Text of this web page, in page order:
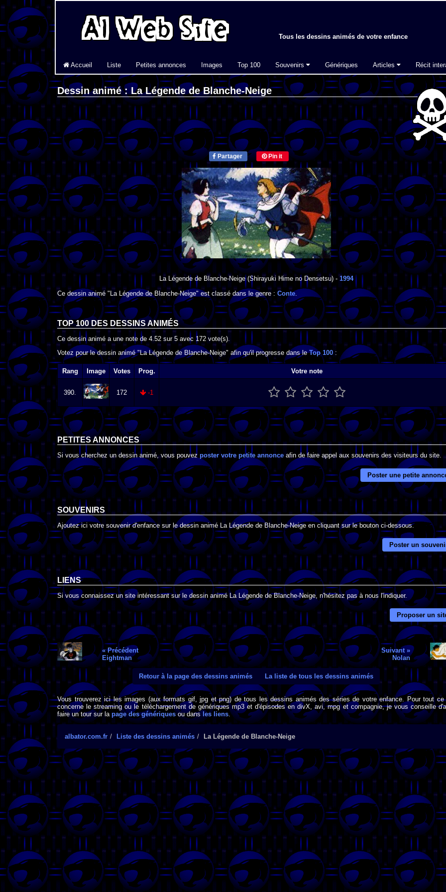
Tous les dessins animés de votre enfance
Accueil Liste Petites annonces Images Top 100 Souvenirs Génériques Articles Récit
Dessin animé : La Légende de Blanche-Neige
Partager Pin it
La Légende de Blanche-Neige(Shirayuki Hime no Densetsu) - 1994
Ce dessin animé "La Légende de Blanche-Neige" est classé dans le genre : Conte.
TOP 100 DES DESSINS ANIMÉS
Ce dessin animé a une note de 4.52 sur 5 avec 172 vote(s).
Votez pour le dessin animé "La Légende de Blanche-Neige" afin qu'il progresse dans leTop 100 :
Rang Image Votes Prog. Votre note
390. 172 -1
PETITES ANNONCES
Si vous cherchez un dessin animé, vous pouvez poster votre petite annonceafin de faire appel aux souvenirs des visiteurs du site.
Poster une petite
SOUVENIRS
Ajoutez ici votre souvenir d'enfance sur le dessin animé La Légende de Blanche-Neige en cliquant sur le bouton ci-dessous.
Poster un
LIENS
Si vous connaissez un site intéressant sur le dessin animé La Légende de Blanche-Neige, n'hésitez pas à nous l'indiquer.
Proposer un
« Précédent
Eightman
Suivant »
Nolan
Retour à la page des dessins animés La liste de tous les dessins animés
Vous trouverez ici les images (aux formats gif, jpg et png) de tous les dessins animés des séries de votre enfance. Pour tout ce
concerne le streaming ou le téléchargement de génériques mp3 et d'épisodes en divX, avi, mpg et compagnie, je vous conseille
faire un tour sur la page des génériquesou dans les liens .
albator.com.fr Liste des dessins animés La Légende de Blanche-Neige